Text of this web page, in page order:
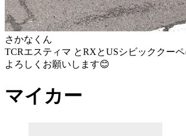
さかなくん
TCRエスティマ とRXとUSシビッククー
よろしくお願いします😊
マイカー